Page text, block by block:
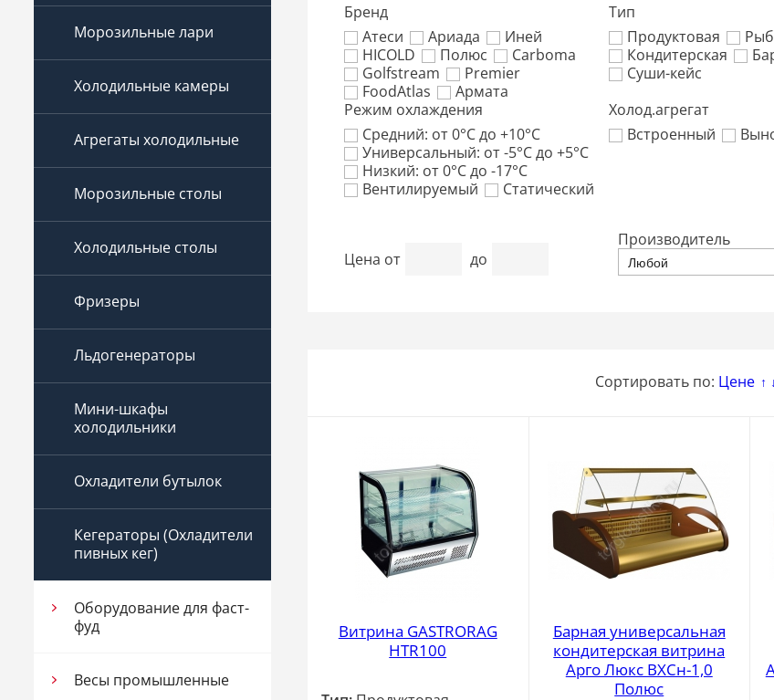
Морозильные лари
Холодильные камеры
Агрегаты холодильные
Морозильные столы
Холодильные столы
Фризеры
Льдогенераторы
Мини-шкафы
холодильники
Охладители бутылок
Кегераторы (Охладители
пивных кег)
Оборудование для фаст-
фуд
Весы промышленные
Бренд
Атеси
Ариада
Иней
HICOLD
Полюс
Carboma
Golfstream
Premier
FoodAtlas
Армата
Тип
Продуктовая
Кондитерская
Суши-кейс
Режим охлаждения
Средний: от 0°C до +10°C
Универсальный: от -5°C до +5°C
Низкий: от 0°C до -17°C
Вентилируемый
Статический
Холод.агрегат
Встроенный
Цена от до
Производитель
Любой
Сортировать по: Цене ↑ ↓
Витрина GASTRORAG
HTR100
Барная универсальная
кондитерская витрина
Арго Люкс ВХСн-1,0
Полюс